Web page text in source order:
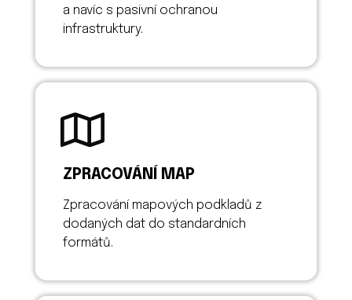
a navíc s pasivní ochranou
infrastruktury.
ZPRACOVÁNÍ MAP
Zpracování mapových podkladů z
dodaných dat do standardních
formátů.